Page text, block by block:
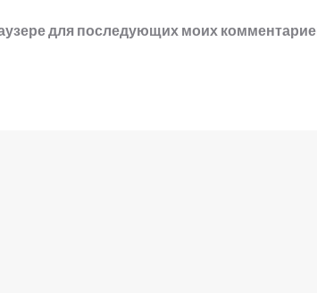
для последующих моих